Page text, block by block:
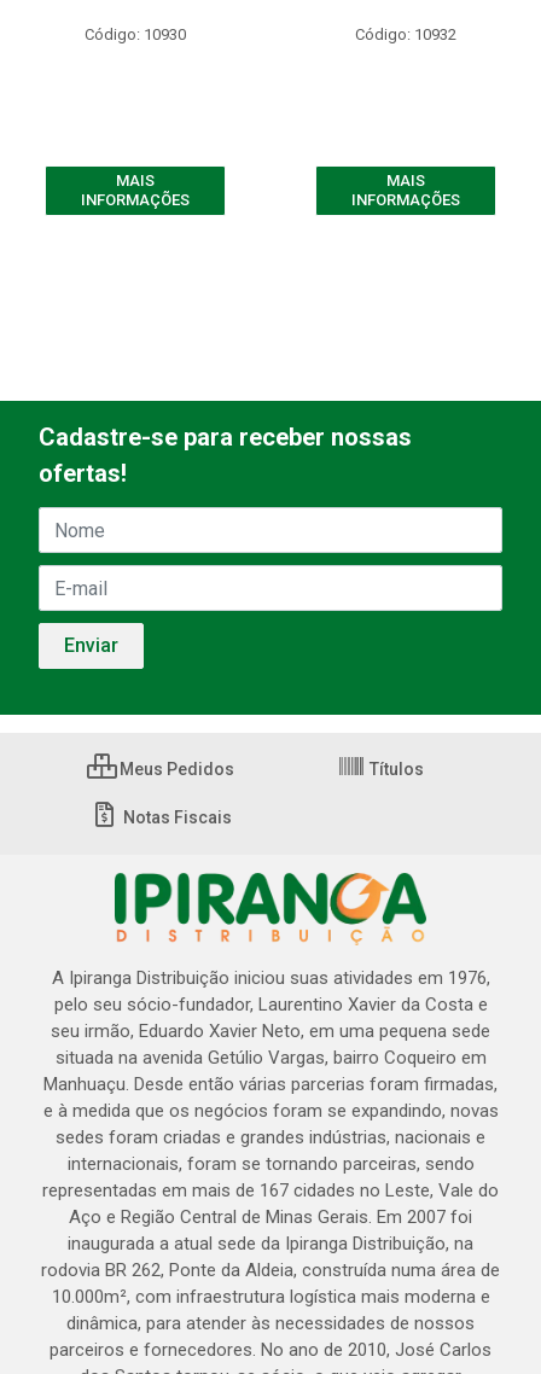
Código: 10930
MAIS
INFORMAÇÕES
Código: 10932
MAIS
INFORMAÇÕES
Cadastre-se para receber nossas
ofertas!
Meus Pedidos Títulos
Notas Fiscais
A Ipiranga Distribuição iniciou suas atividades em 1976,
pelo seu sócio-fundador, Laurentino Xavier da Costa e
seu irmão, Eduardo Xavier Neto, em uma pequena sede
situada na avenida Getúlio Vargas, bairro Coqueiro em
Manhuaçu. Desde então várias parcerias foram firmadas,
e à medida que os negócios foram se expandindo, novas
sedes foram criadas e grandes indústrias, nacionais e
internacionais, foram se tornando parceiras, sendo
representadas em mais de 167 cidades no Leste, Vale do
Aço e Região Central de Minas Gerais. Em 2007 foi
inaugurada a atual sede da Ipiranga Distribuição, na
rodovia BR 262, Ponte da Aldeia, construída numa área de
10.000m², com infraestrutura logística mais moderna e
dinâmica, para atender às necessidades de nossos
parceiros e fornecedores. No ano de 2010, José Carlos